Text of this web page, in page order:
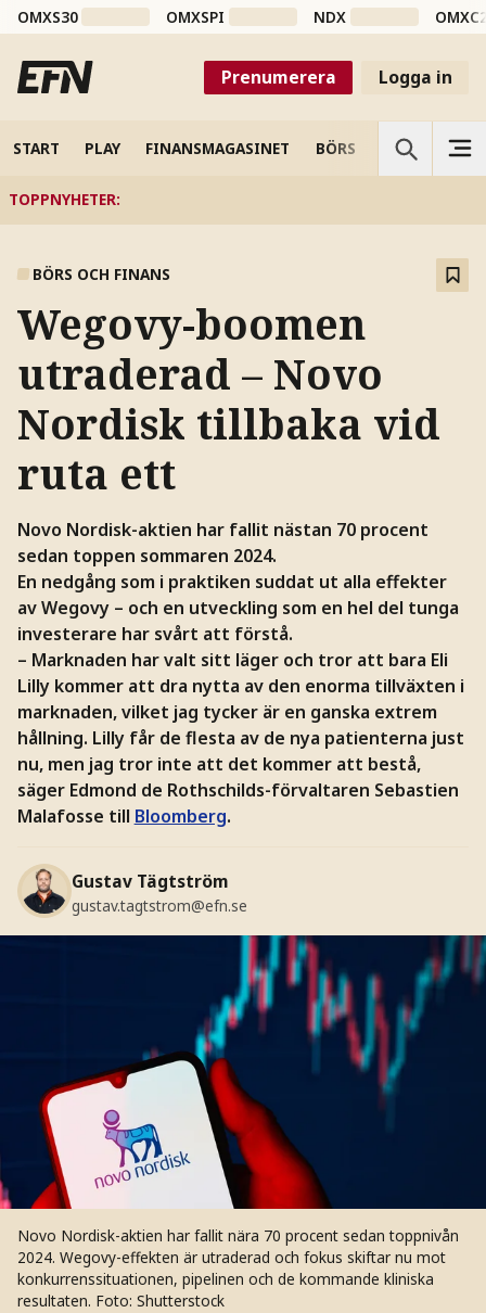
OMXS30 OMXSPI NDX
Prenumerera Logga in
START PLAY FINANSMAGASINET BÖRS VETENSKAP
TOPPNYHETER:
BÖRS OCH FINANS
Wegovy-boomen
utraderad – Novo
Nordisk tillbaka vid
ruta ett
Novo Nordisk-aktien har fallit nästan 70 procent
sedan toppen sommaren 2024.
En nedgång som i praktiken suddat ut alla effekter
av Wegovy – och en utveckling som en hel del tunga
investerare har svårt att förstå.
– Marknaden har valt sitt läger och tror att bara Eli
Lilly kommer att dra nytta av den enorma tillväxten i
marknaden, vilket jag tycker är en ganska extrem
hållning. Lilly får de flesta av de nya patienterna just
nu, men jag tror inte att det kommer att bestå,
säger Edmond de Rothschilds-förvaltaren Sebastien
Malafosse till Bloomberg.
Gustav Tägtström
gustav.tagtstrom@efn.se
Novo Nordisk-aktien har fallit nära 70 procent sedan toppnivån
2024. Wegovy-effekten är utraderad och fokus skiftar nu mot
konkurrenssituationen, pipelinen och de kommande kliniska
resultaten. Foto: Shutterstock